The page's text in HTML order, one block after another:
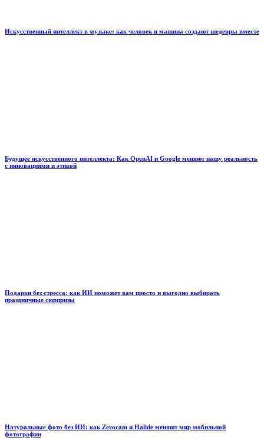
Искусственный интеллект в музыке: как человек и машина создают шедевры вместе
Будущее искусственного интеллекта: Как OpenAI и Google меняют нашу реальность
с инновациями и этикой
Подарки без стресса: как ИИ поможет вам просто и выгодно выбирать
праздничные сюрпризы
Натуральные фото без ИИ: как Zerocam и Halide меняют мир мобильной
фотографии